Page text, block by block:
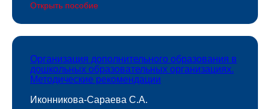
Открыть пособие
Организация дополнительного образования в
дошкольных образовательных организациях.
Методические рекомендации
Иконникова-Сараева С.А.